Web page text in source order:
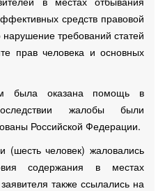
средств правовой
требований статей
прав человека и основных
была оказана помощь в
жалобы были
Российской Федерации.
(шесть человек) жаловались
содержания в местах
также ссылались на